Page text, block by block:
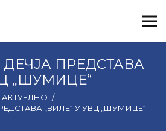
ПРЕДСТАВА
„ШУМИЦЕ“
АКТУЕЛНО /
„ВИЛЕ“ У УВЦ „ШУМИЦЕ“